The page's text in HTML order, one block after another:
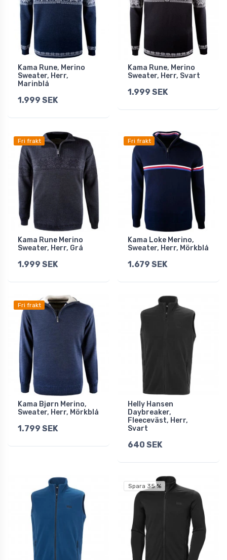
Kama Rune, Merino
Sweater, Herr,
Marinblå
1.999 SEK
Kama Rune, Merino
Sweater, Herr, Svart
1.999 SEK
Fri frakt
Kama Rune Merino
Sweater, Herr, Grå
1.999 SEK
Fri frakt
Kama Loke Merino,
Sweater, Herr, Mörkblå
1.679 SEK
Fri frakt
Kama Bjørn Merino,
Sweater, Herr, Mörkblå
1.799 SEK
Helly Hansen
Daybreaker,
Fleeceväst, Herr,
Svart
640 SEK
Spara 35 %